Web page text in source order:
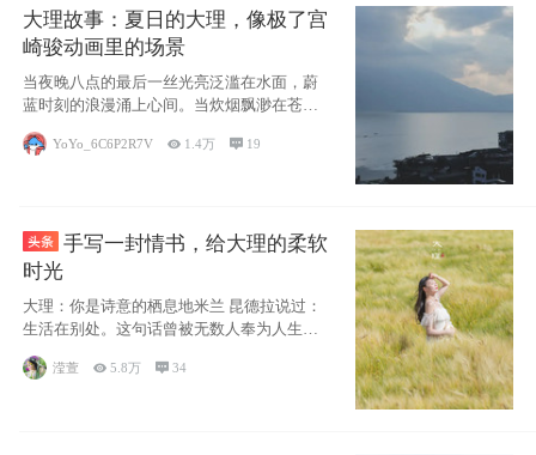
大理故事：夏日的大理，像极了宫
崎骏动画里的场景
当夜晚八点的最后一丝光亮泛滥在水面，蔚
蓝时刻的浪漫涌上心间。当炊烟飘渺在苍山
YoYo_6C6P2R7V  1.4万  19
手写一封情书，给大理的柔软
时光
大理：你是诗意的栖息地米兰 昆德拉说过：
生活在别处。这句话曾被无数人奉为人生信
条，并
滢萱 5.8万 34